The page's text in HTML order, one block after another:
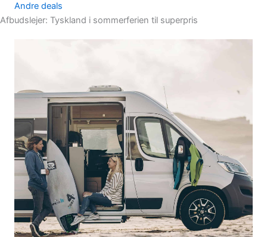
Andre deals
Afbudslejer: Tyskland i sommerferien til superpris